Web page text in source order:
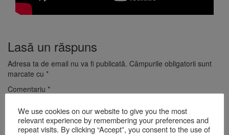
Lasă un răspuns
Adresa ta de email nu va fi publicată. Câmpurile obligatorii sunt
marcate cu *
Comentariu *
We use cookies on our website to give you the most
relevant experience by remembering your preferences and
repeat visits. By clicking “Accept”, you consent to the use of